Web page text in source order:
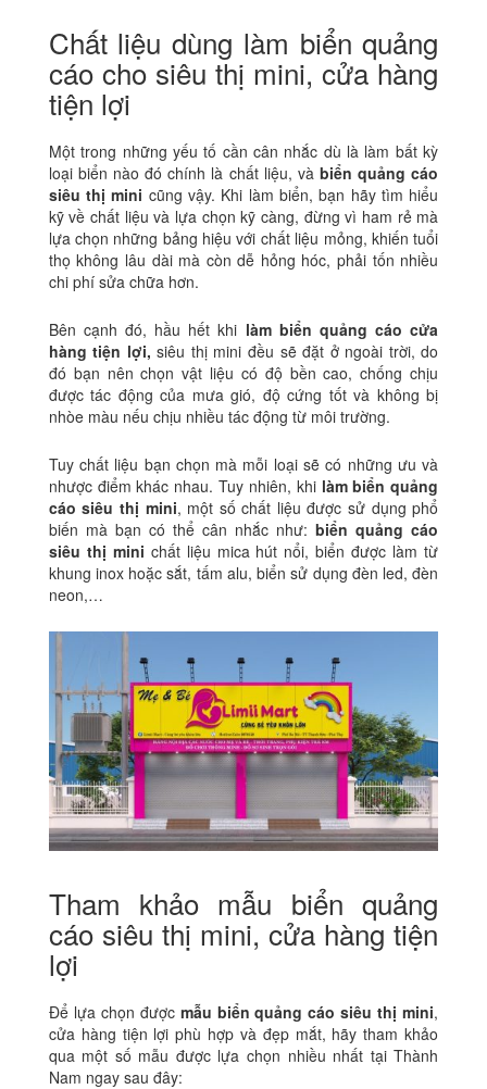
Chất liệu dùng làm biển quảng
cáo cho siêu thị mini, cửa hàng
tiện lợi
Một trong những yếu tố cần cân nhắc dù là làm bất kỳ
loại biển nào đó chính là chất liệu, và biển quảng cáo
siêu thị mini cũng vậy. Khi làm biển, bạn hãy tìm hiểu
kỹ về chất liệu và lựa chọn kỹ càng, đừng vì ham rẻ mà
lựa chọn những bảng hiệu với chất liệu mỏng, khiến tuổi
thọ không lâu dài mà còn dễ hỏng hóc, phải tốn nhiều
chi phí sửa chữa hơn.
Bên cạnh đó, hầu hết khi làm biển quảng cáo cửa
hàng tiện lợi, siêu thị mini đều sẽ đặt ở ngoài trời, do
đó bạn nên chọn vật liệu có độ bền cao, chống chịu
được tác động của mưa gió, độ cứng tốt và không bị
nhòe màu nếu chịu nhiều tác động từ môi trường.
Tuy chất liệu bạn chọn mà mỗi loại sẽ có những ưu và
nhược điểm khác nhau. Tuy nhiên, khi làm biển quảng
cáo siêu thị mini, một số chất liệu được sử dụng phổ
biến mà bạn có thể cân nhắc như:biển quảng cáo
siêu thị mini chất liệu mica hút nổi, biển được làm từ
khung inox hoặc sắt, tấm alu, biển sử dụng đèn led, đèn
neon,…
Tham khảo mẫu biển quảng
cáo siêu thị mini, cửa hàng tiện
lợi
Để lựa chọn được mẫu biển quảng cáo siêu thị mini,
cửa hàng tiện lợi phù hợp và đẹp mắt, hãy tham khảo
qua một số mẫu được lựa chọn nhiều nhất tại Thành
Nam ngay sau đây: